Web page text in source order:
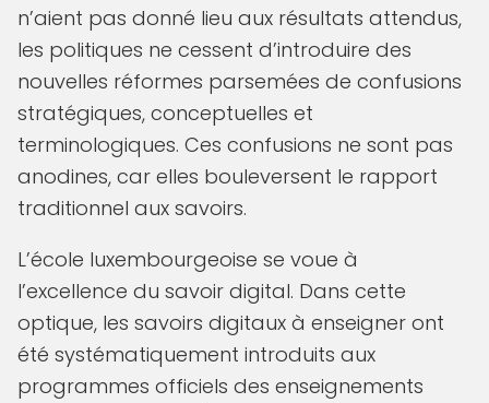
n’aient pas donné lieu aux résultats attendus,
les politiques ne cessent d’introduire des
nouvelles réformes parsemées de confusions
stratégiques, conceptuelles et
terminologiques. Ces confusions ne sont pas
anodines, car elles bouleversent le rapport
traditionnel aux savoirs.
L’école luxembourgeoise se voue à
l’excellence du savoir digital. Dans cette
optique, les savoirs digitaux à enseigner ont
été systématiquement introduits aux
programmes officiels des enseignements